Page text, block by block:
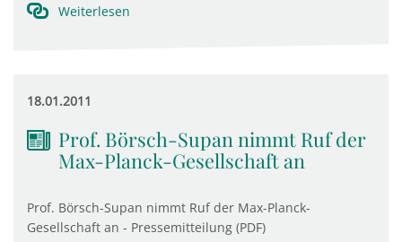
Weiterlesen
18.01.2011
Prof. Börsch-Supan nimmt Ruf der
Max-Planck-Gesellschaft an
Prof. Börsch-Supan nimmt Ruf der Max-Planck-
Gesellschaft an - Pressemitteilung (PDF)